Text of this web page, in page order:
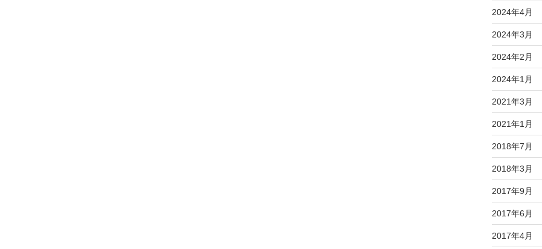
2024年4月
2024年3月
2024年2月
2024年1月
2021年3月
2021年1月
2018年7月
2018年3月
2017年9月
2017年6月
2017年4月